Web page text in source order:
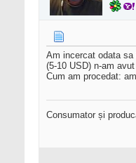
Am incercat odata
(5-10 USD) n-am
Cum am procedat:
Consumator și